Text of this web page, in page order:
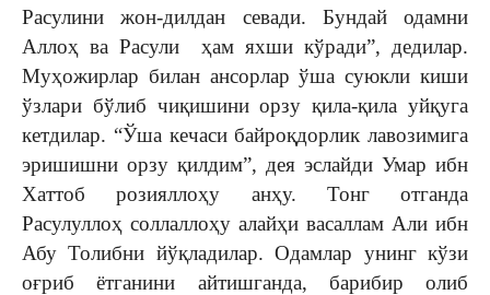
Расулини жон-дилдан севади. Бундай одамни
Аллоҳ ва Расули ҳам яхши кўради”, дедилар.
Муҳожирлар билан ансорлар ўша суюкли киши
ўзлари бўлиб чиқишини орзу қила-қила уйқуга
кетдилар. “Ўша кечаси байроқдорлик лавозимига
эришишни орзу қилдим”, дея эслайди Умар ибн
Хаттоб розияллоҳу анҳу. Тонг отганда
Расулуллоҳ соллаллоҳу алайҳи васаллам Али ибн
Абу Толибни йўқладилар. Одамлар унинг кўзи
оғриб ётганини айтишганда, барибир олиб